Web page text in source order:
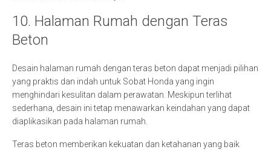
10. Halaman Rumah dengan Teras
Beton
Desain halaman rumah dengan teras beton dapat menjadi pilihan
yang praktis dan indah untuk Sobat Honda yang ingin
menghindari kesulitan dalam perawatan. Meskipun terlihat
sederhana, desain ini tetap menawarkan keindahan yang dapat
diaplikasikan pada halaman rumah.
Teras beton memberikan kekuatan dan ketahanan yang baik